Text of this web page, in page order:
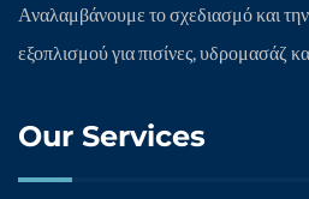
Αναλαμβάνουμε το σχεδιασμό και
εξοπλισμού για πισίνες, υδρομασάζ
Our Services